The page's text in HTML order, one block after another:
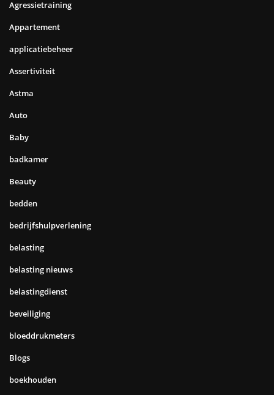
Agressietraining
Appartement
applicatiebeheer
Assertiviteit
Astma
Auto
Baby
badkamer
Beauty
bedden
bedrijfshulpverlening
belasting
belasting nieuws
belastingdienst
beveiliging
bloeddrukmeters
Blogs
boekhouden